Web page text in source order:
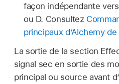
façon indépendante
ou D. Consultez
principaux d’Alchemy
La sortie de la section
signal sec en sortie des
principal ou source avant